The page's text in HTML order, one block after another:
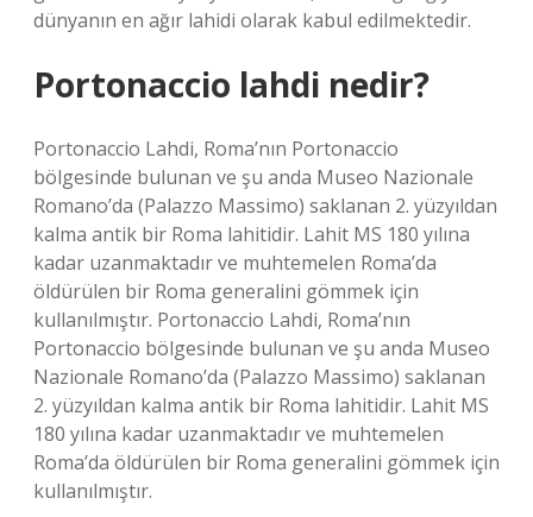
dünyanın en ağır lahidi olarak kabul edilmektedir.
Portonaccio lahdi nedir?
Portonaccio Lahdi, Roma’nın Portonaccio
bölgesinde bulunan ve şu anda Museo Nazionale
Romano’da (Palazzo Massimo) saklanan 2. yüzyıldan
kalma antik bir Roma lahitidir. Lahit MS 180 yılına
kadar uzanmaktadır ve muhtemelen Roma’da
öldürülen bir Roma generalini gömmek için
kullanılmıştır. Portonaccio Lahdi, Roma’nın
Portonaccio bölgesinde bulunan ve şu anda Museo
Nazionale Romano’da (Palazzo Massimo) saklanan
2. yüzyıldan kalma antik bir Roma lahitidir. Lahit MS
180 yılına kadar uzanmaktadır ve muhtemelen
Roma’da öldürülen bir Roma generalini gömmek için
kullanılmıştır.